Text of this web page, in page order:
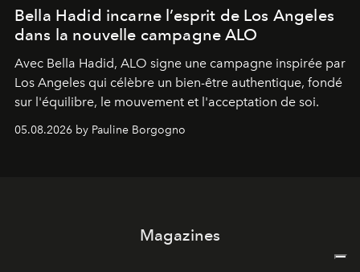
Bella Hadid incarne l’esprit de Los Angeles
dans la nouvelle campagne ALO
Avec Bella Hadid, ALO signe une campagne inspirée par
Los Angeles qui célèbre un bien-être authentique, fondé
sur l'équilibre, le mouvement et l'acceptation de soi.
05.08.2026 by Pauline Borgogno
Magazines